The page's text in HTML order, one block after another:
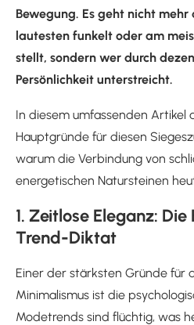
Bewegung. Es geht nicht
lautesten funkelt oder am
stellt, sondern wer durch
Persönlichkeit unterstreicht.
In diesem umfassenden Artikel
Hauptgründe für diesen
warum die Verbindung von
energetischen Natursteinen
1. Zeitlose Eleganz:
Trend-Diktat
Einer der stärksten Gründe für
Minimalismus ist die
Modetrends sind flüchtig, was